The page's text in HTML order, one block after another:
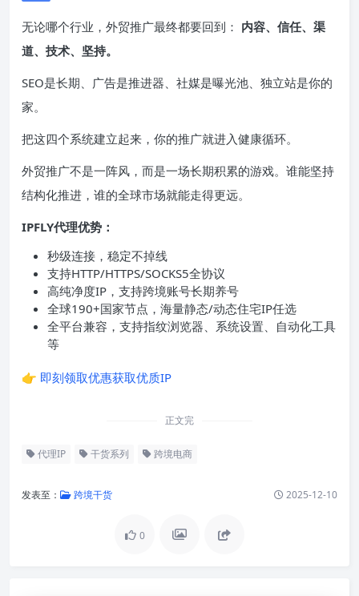
无论哪个行业，外贸推广最终都要回到： 内容、信任、渠
道、技术、坚持。
SEO是长期、广告是推进器、社媒是曝光池、独立站是你的
家。
把这四个系统建立起来，你的推广就进入健康循环。
外贸推广不是一阵风，而是一场长期积累的游戏。谁能坚持
结构化推进，谁的全球市场就能走得更远。
IPFLY代理优势：
秒级连接，稳定不掉线
支持HTTP/HTTPS/SOCKS5全协议
高纯净度IP，支持跨境账号长期养号
全球190+国家节点，海量静态/动态住宅IP任选
全平台兼容，支持指纹浏览器、系统设置、自动化工具
等
👉 即刻领取优惠获取优质IP
正文完
代理IP 干货系列 跨境电商
发表至： 跨境干货 2025-12-10
0